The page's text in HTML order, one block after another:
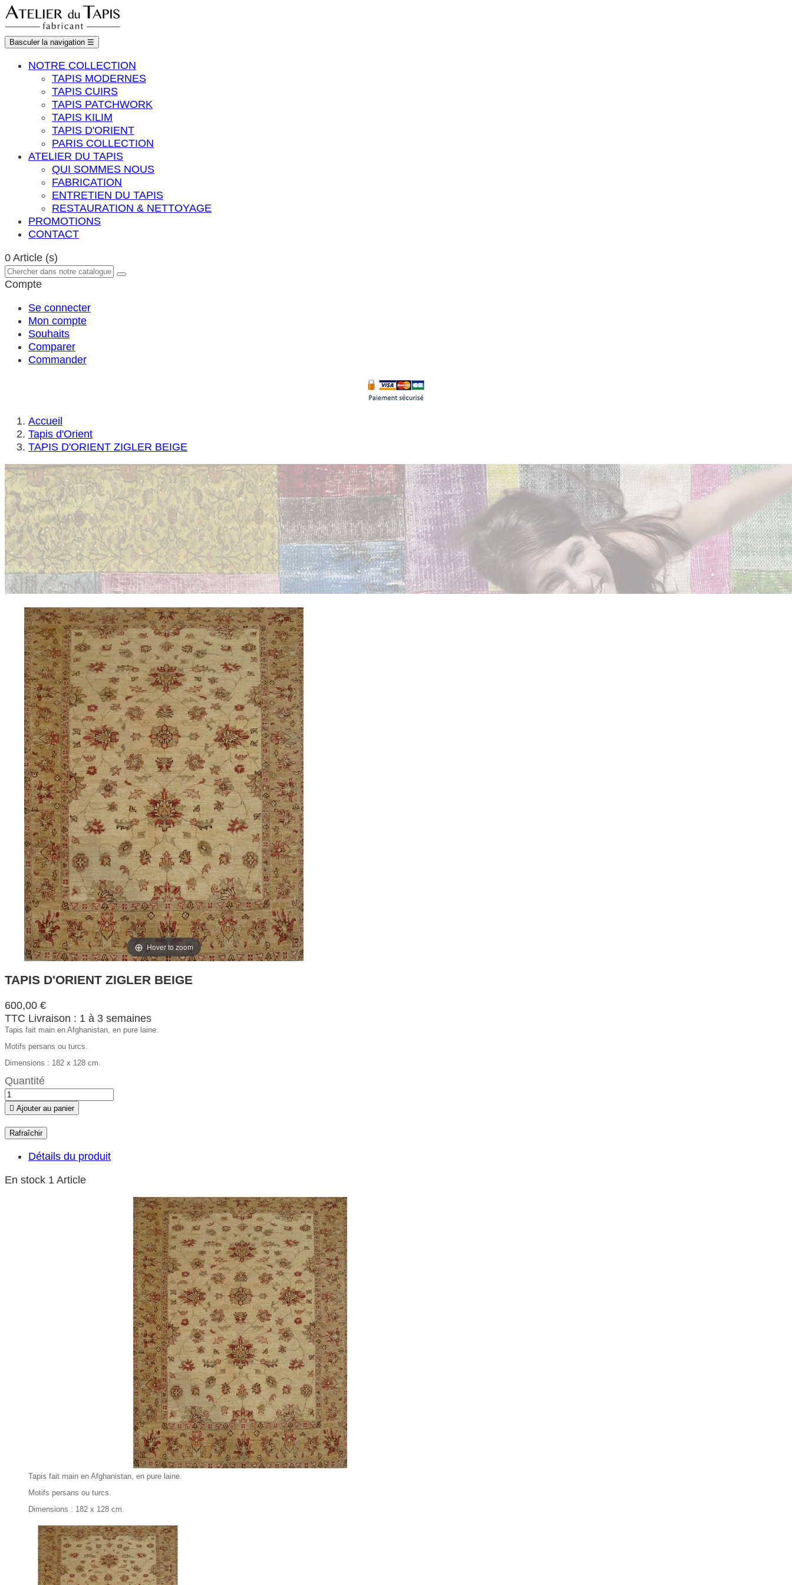
Basculer la navigation ☰
NOTRE COLLECTION
TAPIS MODERNES
TAPIS CUIRS
TAPIS PATCHWORK
TAPIS KILIM
TAPIS D'ORIENT
PARIS COLLECTION
ATELIER DU TAPIS
QUI SOMMES NOUS
FABRICATION
ENTRETIEN DU TAPIS
RESTAURATION & NETTOYAGE
PROMOTIONS
CONTACT
0 Article (s)
Compte
Se connecter
Mon compte
Souhaits
Comparer
Commander
Accueil
Tapis d'Orient
TAPIS D'ORIENT ZIGLER BEIGE
Hover to zoom
TAPIS D'ORIENT ZIGLER BEIGE
600,00 €
TTC Livraison : 1 à 3 semaines
Tapis fait main en Afghanistan, en pure laine.
Motifs persans ou turcs.
Dimensions : 182 x 128 cm.
Quantité
 Ajouter au panier
Détails du produit
En stock 1 Article
Tapis fait main en Afghanistan, en pure laine.
Motifs persans ou turcs.
Dimensions : 182 x 128 cm.